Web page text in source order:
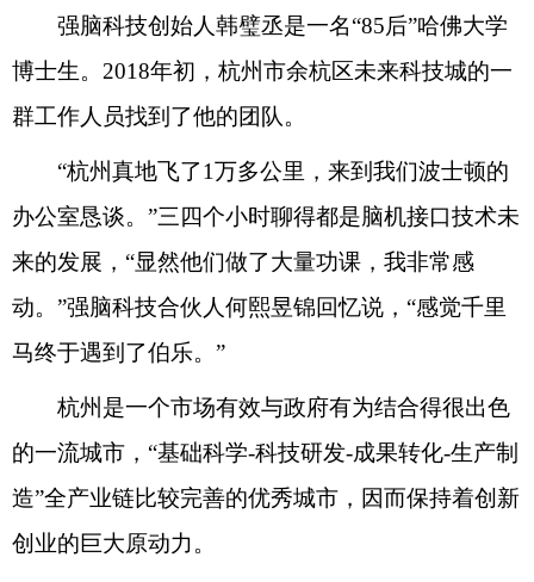
强脑科技创始人韩璧丞是一名“85后”哈佛大学
博士生。2018年初，杭州市余杭区未来科技城的一
群工作人员找到了他的团队。
“杭州真地飞了1万多公里，来到我们波士顿的
办公室恳谈。”三四个小时聊得都是脑机接口技术未
来的发展，“显然他们做了大量功课，我非常感
动。”强脑科技合伙人何熙昱锦回忆说，“感觉千里
马终于遇到了伯乐。”
杭州是一个市场有效与政府有为结合得很出色
的一流城市，“基础科学-科技研发-成果转化-生产制
造”全产业链比较完善的优秀城市，因而保持着创新
创业的巨大原动力。